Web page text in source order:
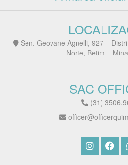
Sen. Geovane Agnelli, 927 –
Norte, Betim –
SAC
(31)